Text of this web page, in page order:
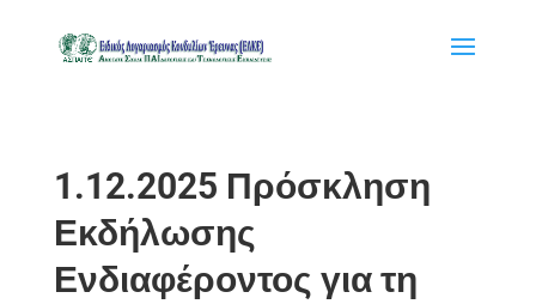
1.12.2025 Πρόσκληση
Εκδήλωσης
Ενδιαφέροντος για τη